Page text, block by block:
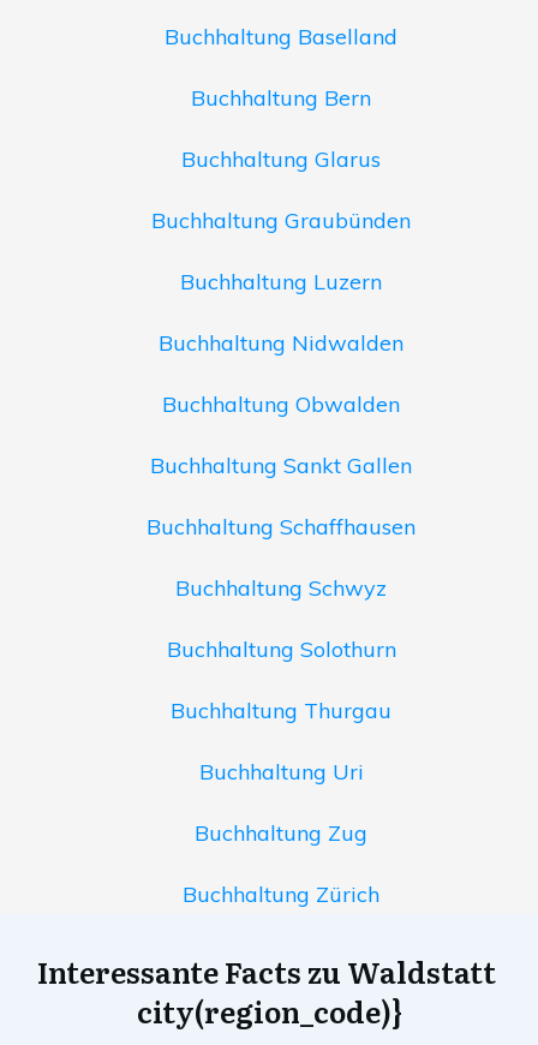
Buchhaltung Baselland
Buchhaltung Bern
Buchhaltung Glarus
Buchhaltung Graubünden
Buchhaltung Luzern
Buchhaltung Nidwalden
Buchhaltung Obwalden
Buchhaltung Sankt Gallen
Buchhaltung Schaffhausen
Buchhaltung Schwyz
Buchhaltung Solothurn
Buchhaltung Thurgau
Buchhaltung Uri
Buchhaltung Zug
Buchhaltung Zürich
Interessante Facts zu Waldstatt
city(region_code)}